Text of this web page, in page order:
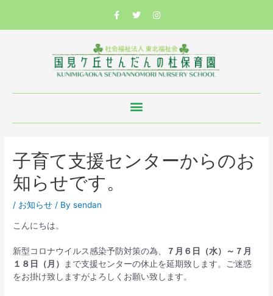
子育て支援センターからのお
知らせです。
/ お知らせ / Bysendan
こんにちは。
新型コロナウイルス感染予防対策の為、
７月６日（水）～７月
１８日（月）
まで支援センターの休止を延期致します。ご迷惑
をお掛け致しますがよろしくお願い致します。